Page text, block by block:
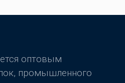
оптовым
промышленного